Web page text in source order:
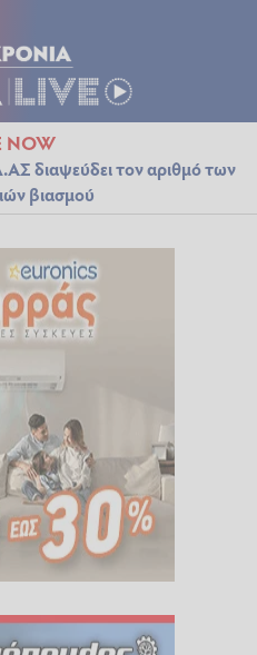
NOW
διαψεύδει τον αριθμό των
βιασμού